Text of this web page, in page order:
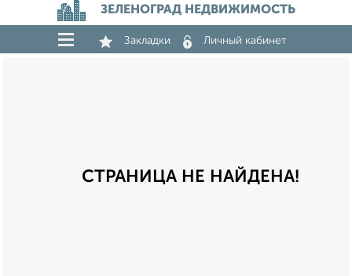
ЗЕЛЕНОГРАД НЕДВИЖИМОСТЬ
Закладки Личный кабинет
СТРАНИЦА НЕ НАЙДЕНА!